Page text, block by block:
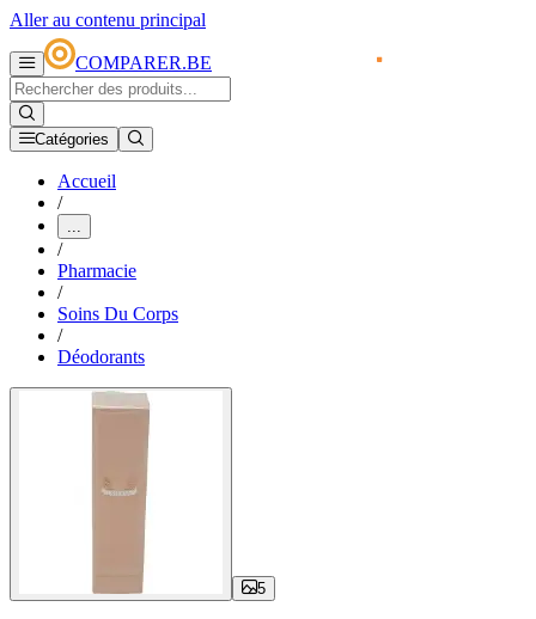
Aller au contenu principal
COMPARER.BE
Catégories
Accueil
/
...
/
Pharmacie
/
Soins Du Corps
/
Déodorants
5